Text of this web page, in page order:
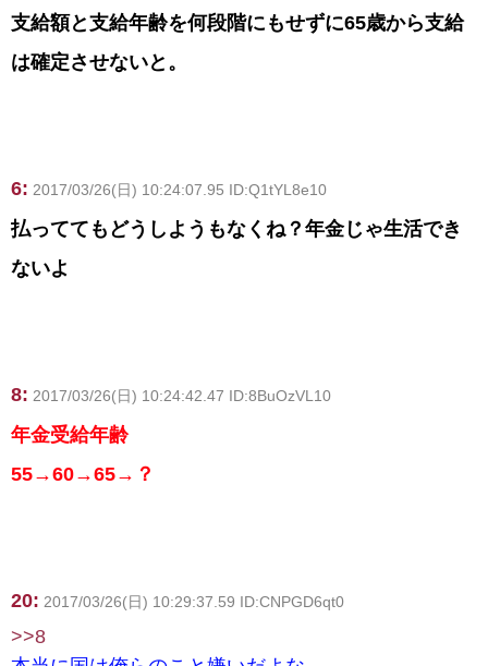
支給額と支給年齢を何段階にもせずに65歳から支給
は確定させないと。
6: 2017/03/26(日) 10:24:07.95 ID:Q1tYL8e10
払っててもどうしようもなくね？年金じゃ生活でき
ないよ
8: 2017/03/26(日) 10:24:42.47 ID:8BuOzVL10
年金受給年齢
55→60→65→？
20: 2017/03/26(日) 10:29:37.59 ID:CNPGD6qt0
>>8